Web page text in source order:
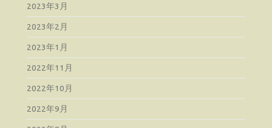
2023年3月
2023年2月
2023年1月
2022年11月
2022年10月
2022年9月